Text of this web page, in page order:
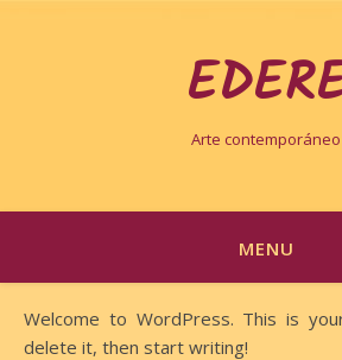
Arte contemporáneo
MENU
Welcome to WordPress. This is your first post. Edit or
delete it, then start writing!